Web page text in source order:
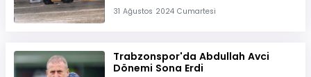
31 Ağustos 2024 Cumartesi
Trabzonspor'da Abdullah Avci
Dönemi Sona Erdi